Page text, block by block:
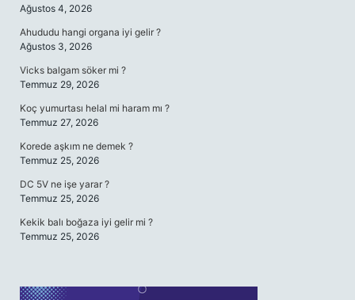
Ağustos 4, 2026
Ahududu hangi organa iyi gelir ?
Ağustos 3, 2026
Vicks balgam söker mi ?
Temmuz 29, 2026
Koç yumurtası helal mi haram mı ?
Temmuz 27, 2026
Korede aşkım ne demek ?
Temmuz 25, 2026
DC 5V ne işe yarar ?
Temmuz 25, 2026
Kekik balı boğaza iyi gelir mi ?
Temmuz 25, 2026